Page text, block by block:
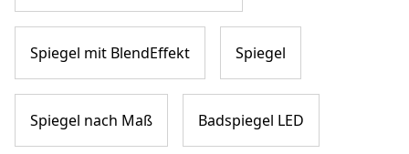
Spiegel mit BlendEffekt Spiegel
Spiegel nach Maß Badspiegel LED